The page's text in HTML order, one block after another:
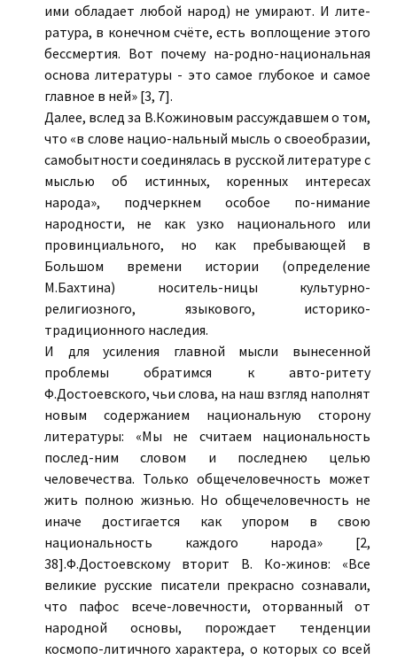
ими обладает любой народ) не умирают. И лите-
ратура, в конечном счёте, есть воплощение этого
бессмертия. Вот почему на-родно-национальная
основа литературы - это самое глубокое и самое
главное в ней» [3, 7].
Далее, вслед за В.Кожиновым рассуждавшем о том,
что «в слове нацио-нальный мысль о своеобразии,
самобытности соединялась в русской литературе с
мыслью об истинных, коренных интересах
народа», подчеркнем особое по-нимание
народности, не как узко национального или
провинциального, но как пребывающей в
Большом времени истории (определение
М.Бахтина) носитель-ницы культурно-
религиозного, языкового, историко-
традиционного наследия.
И для усиления главной мысли вынесенной
проблемы обратимся к авто-ритету
Ф.Достоевского, чьи слова, на наш взгляд наполнят
новым содержанием национальную сторону
литературы: «Мы не считаем национальность
послед-ним словом и последнею целью
человечества. Только общечеловечность может
жить полною жизнью. Но общечеловечность не
иначе достигается как упором в свою
национальность каждого народа» [2,
38].Ф.Достоевскому вторит В. Ко-жинов: «Все
великие русские писатели прекрасно сознавали,
что пафос всече-ловечности, оторванный от
народной основы, порождает тенденции
космопо-литичного характера, о которых со всей